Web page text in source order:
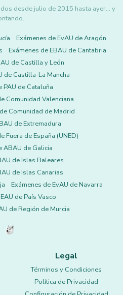
desde julio de 2015 hasta ayer... y
Exámenes de EvAU de Aragón
Exámenes de EBAU de Cantabria
de Castilla y León
de Castilla-La Mancha
PAU de Cataluña
Comunidad Valenciana
Comunidad de Madrid
de Extremadura
Fuera de España (UNED)
ABAU de Galicia
de Islas Baleares
de Islas Canarias
Exámenes de EvAU de Navarra
de País Vasco
de Región de Murcia
Legal
Términos y Condiciones
Política de Privacidad